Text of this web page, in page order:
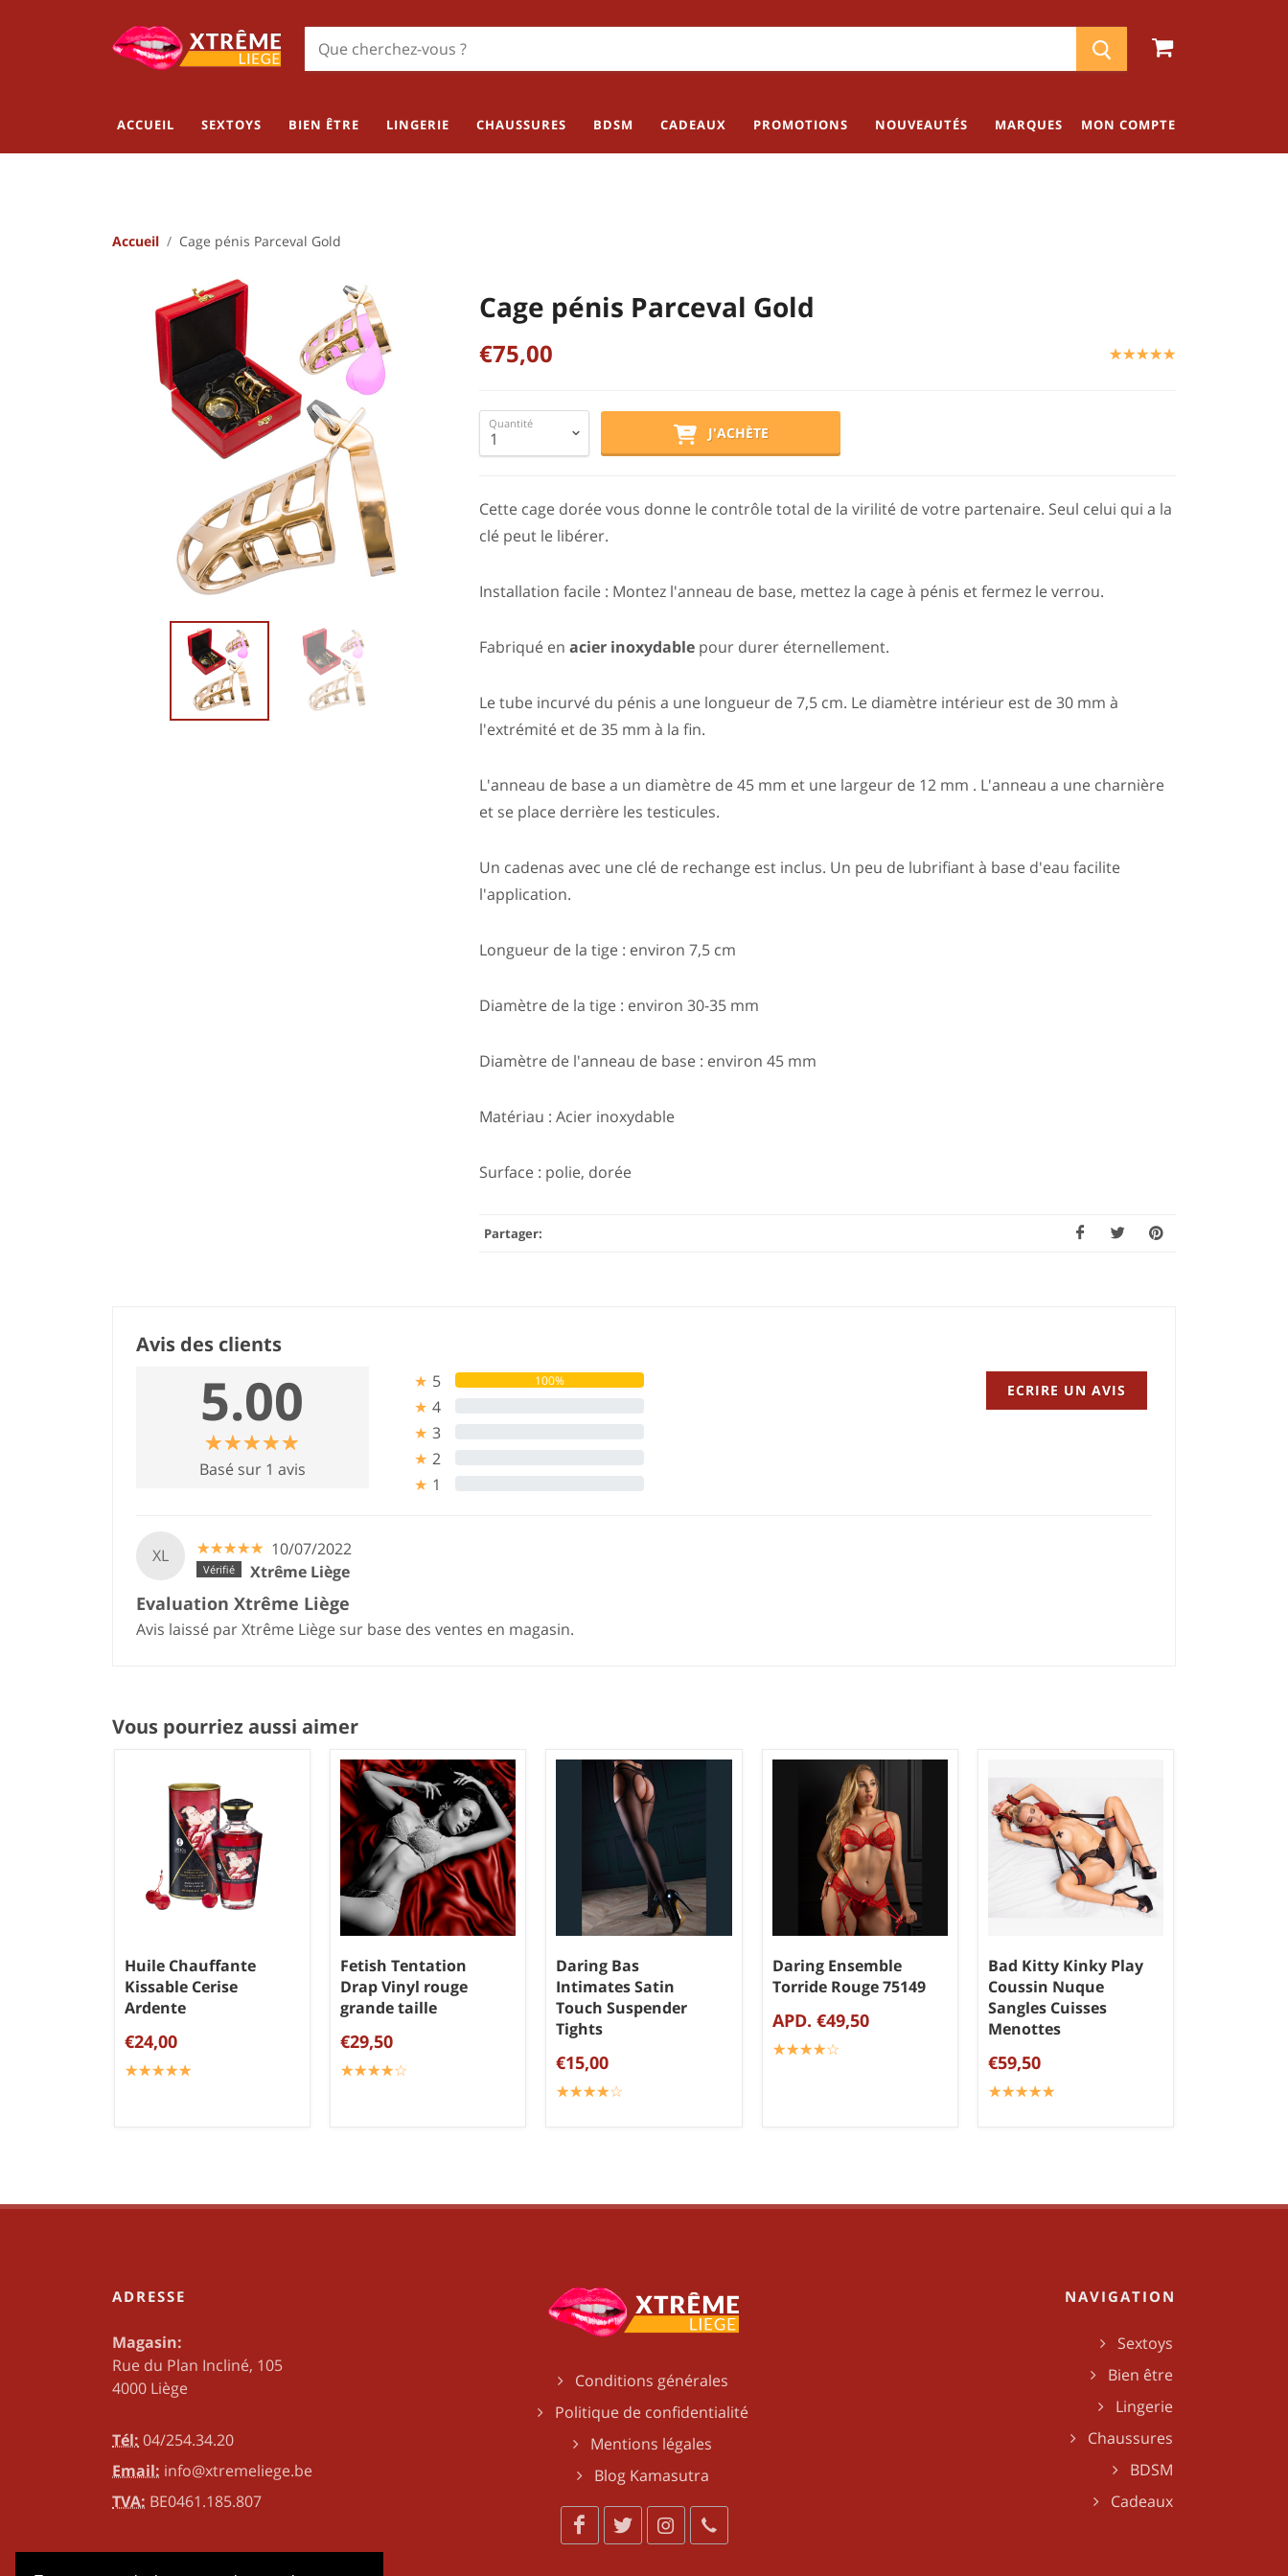
ACCUEIL SEXTOYS BIEN ÊTRE LINGERIE CHAUSSURES BDSM CADEAUX PROMOTIONS NOUVEAUTÉS MARQUES MON COMPTE
Accueil Cage pénis Parceval Gold
Cage pénis Parceval Gold
€75,00 ☆☆☆☆☆
★★★★★
Quantité
J'ACHÈTE
Cette cage dorée vous donne le contrôle total de la virilité de votre partenaire. Seul celui qui a la
clé peut le libérer.
Installation facile : Montez l'anneau de base, mettez la cage à pénis et fermez le verrou.
Fabriqué enacier inoxydable pour durer éternellement.
Le tube incurvé du pénis a une longueur de 7,5 cm. Le diamètre intérieur est de 30 mm à
l'extrémité et de 35 mm à la fin.
L'anneau de base a un diamètre de 45 mm et une largeur de 12 mm . L'anneau a une charnière
et se place derrière les testicules.
Un cadenas avec une clé de rechange est inclus. Un peu de lubrifiant à base d'eau facilite
l'application.
Longueur de la tige : environ 7,5 cm
Diamètre de la tige : environ 30-35 mm
Diamètre de l'anneau de base : environ 45 mm
Matériau : Acier inoxydable
Surface : polie, dorée
Partager:
Avis des clients
5.00
☆☆☆☆☆
★★★★★
Basé sur 1 avis
★ 5 100%
★ 4
★ 3
★ 2
★ 1
ECRIRE UN AVIS
XL ☆☆☆☆☆
★★★★★ 10/07/2022
Xtrême Liège
Evaluation Xtrême Liège
Avis laissé par Xtrême Liège sur base des ventes en magasin.
Vous pourriez aussi aimer
Huile Chauffante
Kissable Cerise
Ardente
€24,00
☆☆☆☆☆
★★★★★
Fetish Tentation
Drap Vinyl rouge
grande taille
€29,50
☆☆☆☆☆
★★★★★
Daring Bas
Intimates Satin
Touch Suspender
Tights
€15,00
☆☆☆☆☆
★★★★★
Daring Ensemble
Torride Rouge 75149
APD. €49,50
☆☆☆☆☆
★★★★★
Bad Kitty Kinky Play
Coussin Nuque
Sangles Cuisses
Menottes
€59,50
☆☆☆☆☆
★★★★★
ADRESSE
Magasin:
Rue du Plan Incliné, 105
4000 Liège
Tél: 04/254.34.20
Email: info@xtremeliege.be
TVA: BE0461.185.807
Conditions générales
Politique de confidentialité
Mentions légales
Blog Kamasutra
NAVIGATION
Sextoys
Bien être
Lingerie
Chaussures
BDSM
Cadeaux